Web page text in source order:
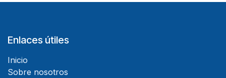
Enlaces útiles
Inicio
Sobre nosotros